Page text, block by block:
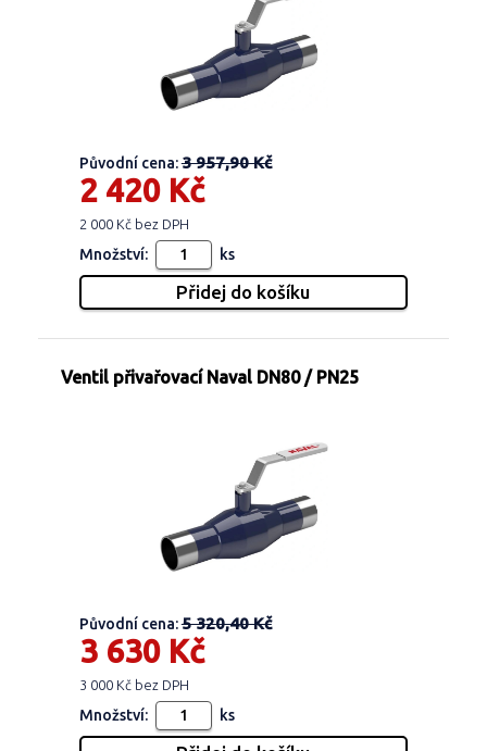
Původní cena:3 957,90 Kč
2 420 Kč
2 000 Kč bez DPH
Množství: ks
Ventil přivařovací Naval DN80 / PN25
Původní cena:5 320,40 Kč
3 630 Kč
3 000 Kč bez DPH
Množství: ks